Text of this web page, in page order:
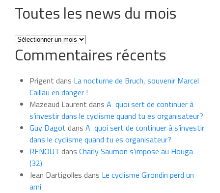
Toutes les news du mois
Toutes
les
news
mois
Commentaires récents
Prigent dans La nocturne de Bruch, souvenir Marcel
Caillau en danger !
Mazeaud Laurent dans A quoi sert de continuer à
s’investir dans le cyclisme quand tu es organisateur?
Guy Dagot dans A quoi sert de continuer à s’investir
dans le cyclisme quand tu es organisateur?
RENOUT dans Charly Saumon s’impose au Houga
(32)
Jean Dartigolles dans Le cyclisme Girondin perd un
ami